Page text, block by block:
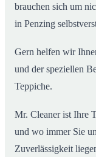
brauchen sich um
in Penzing
Gern helfen wir
und der speziellen
Teppiche.
Mr. Cleaner ist Ihre
und wo immer Sie
Zuverlässigkeit